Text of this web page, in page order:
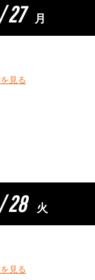
27 月
見る
28 火
見る